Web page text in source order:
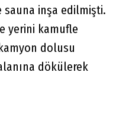
sauna inşa edilmişti.
yerini kamufle
dolusu
dökülerek